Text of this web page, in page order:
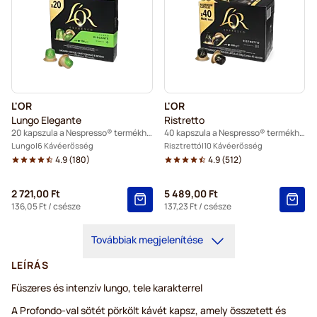
L'OR
Lungo Elegante
20 kapszula a Nespresso® termékhez
Lungo 6 Kávéerősség
4.9(180)
2 721,00 Ft
136,05 Ft/ csésze
L'OR
Ristretto
40 kapszula a Nespresso® termékhez
Risztrettó 10 Kávéerősség
4.9(512)
5 489,00 Ft
137,23 Ft/ csésze
Továbbiak megjelenítése
LEÍRÁS
Fűszeres és intenzív lungo, tele karakterrel
A Profondo-val sötét pörkölt kávét kapsz, amely összetett és